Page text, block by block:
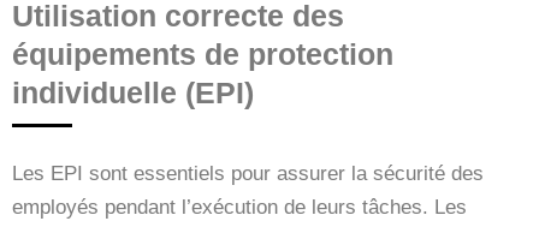
Utilisation correcte des
équipements de protection
individuelle (EPI)
Les EPI sont essentiels pour assurer la sécurité des
employés pendant l’exécution de leurs tâches. Les